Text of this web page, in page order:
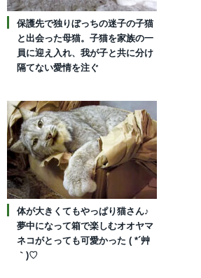
保護先で独りぼっちの迷子の子猫
と出会った母猫。子猫を家族の一
員に迎え入れ、我が子と共に分け
隔てない愛情を注ぐ
体が大きくてもやっぱり猫さん♪
夢中になって箱で楽しむオオヤマ
ネコがとっても可愛かった ( *´艸
｀)♡